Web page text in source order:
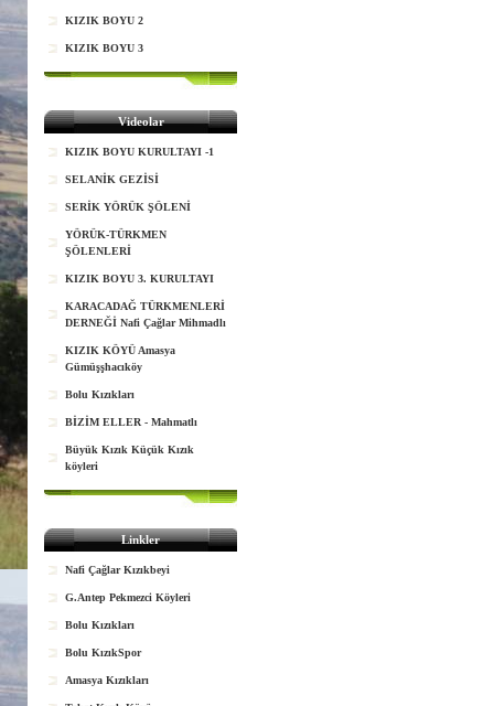
KIZIK BOYU 2
KIZIK BOYU 3
Videolar
KIZIK BOYU KURULTAYI -1
SELANİK GEZİSİ
SERİK YÖRÜK ŞÖLENİ
YÖRÜK-TÜRKMEN
ŞÖLENLERİ
KIZIK BOYU 3. KURULTAYI
KARACADAĞ TÜRKMENLERİ
DERNEĞİ Nafi Çağlar Mihmadlı
KIZIK KÖYÜ Amasya
Gümüşşhacıköy
Bolu Kızıkları
BİZİM ELLER - Mahmatlı
Büyük Kızık Küçük Kızık
köyleri
Linkler
Nafi Çağlar Kızıkbeyi
G.Antep Pekmezci Köyleri
Bolu Kızıkları
Bolu KızıkSpor
Amasya Kızıkları